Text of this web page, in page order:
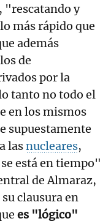
, "rescatando y
más rápido que
además
de
por la
tanto no todo el
en los mismos
supuestamente
lasnucleares,
está en tiempo"
de Almaraz,
clausura en
es "lógico"